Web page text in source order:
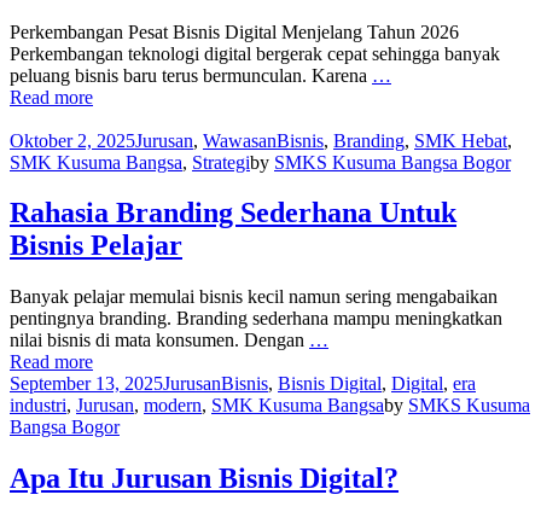
Perkembangan Pesat Bisnis Digital Menjelang Tahun 2026
Perkembangan teknologi digital bergerak cepat sehingga banyak
peluang bisnis baru terus bermunculan. Karena …
Read more
Oktober 2, 2025Jurusan, WawasanBisnis, Branding, SMK Hebat,
SMK Kusuma Bangsa, Strategiby SMKS Kusuma Bangsa Bogor
Rahasia Branding Sederhana Untuk
Bisnis Pelajar
Banyak pelajar memulai bisnis kecil namun sering mengabaikan
pentingnya branding. Branding sederhana mampu meningkatkan
nilai bisnis di mata konsumen. Dengan …
Read more
September 13, 2025JurusanBisnis, Bisnis Digital, Digital, era
industri, Jurusan, modern, SMK Kusuma Bangsaby SMKS Kusuma
Bangsa Bogor
Apa Itu Jurusan Bisnis Digital?